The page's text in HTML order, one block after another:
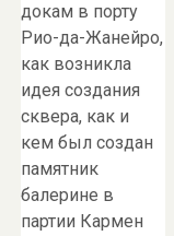
докам в порту
Рио-да-Жанейро,
как возникла
идея создания
сквера, как и
кем был создан
памятник
балерине в
партии Кармен